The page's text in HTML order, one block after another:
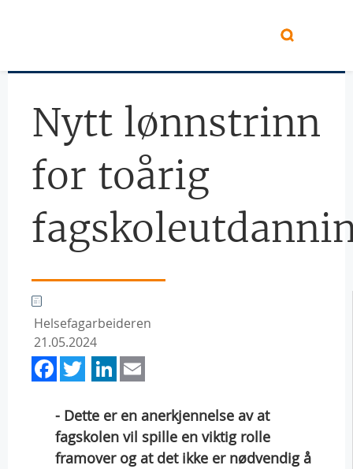
Nytt lønnstrinn
for toårig
Helsefagarbeideren
21.05.2024
Facebook
TwitterLinkedIn
- Dette er en anerkjennelse av at
fagskolen vil spille en viktig rolle
framover og at det ikke er nødvendig å